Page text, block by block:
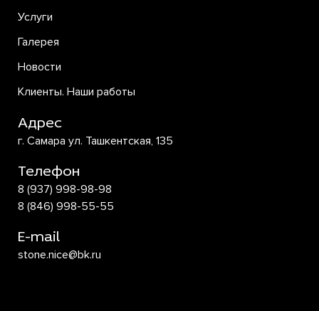
Услуги
Галерея
Новости
Клиенты. Наши работы
Адрес
г. Самара ул. Ташкентская, 135
Телефон
8 (937) 998-98-98
8 (846) 998-55-55
E-mail
stone.nice@bk.ru